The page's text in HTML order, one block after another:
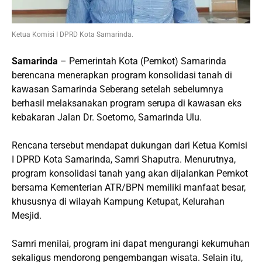
Ketua Komisi I DPRD Kota Samarinda.
Samarinda – Pemerintah Kota (Pemkot) Samarinda
berencana menerapkan program konsolidasi tanah di
kawasan Samarinda Seberang setelah sebelumnya
berhasil melaksanakan program serupa di kawasan eks
kebakaran Jalan Dr. Soetomo, Samarinda Ulu.
Rencana tersebut mendapat dukungan dari Ketua Komisi
I DPRD Kota Samarinda, Samri Shaputra. Menurutnya,
program konsolidasi tanah yang akan dijalankan Pemkot
bersama Kementerian ATR/BPN memiliki manfaat besar,
khususnya di wilayah Kampung Ketupat, Kelurahan
Mesjid.
Samri menilai, program ini dapat mengurangi kekumuhan
sekaligus mendorong pengembangan wisata. Selain itu,